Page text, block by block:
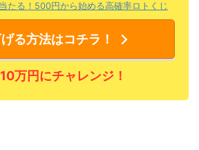
たる！500円から始める高確率ロトくじ
る方法はコチラ！
万円にチャレンジ！